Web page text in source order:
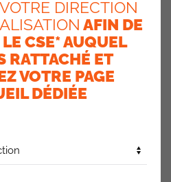
EN CAS DE
OU
CHEZ
DANS
VOTRE DIRECTION
AFIN DE
CSE* AUQUEL
RATTACHÉ ET
VOTRE PAGE
DÉDIÉE